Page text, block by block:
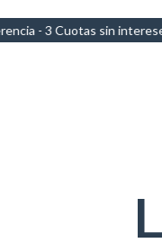
en compras de